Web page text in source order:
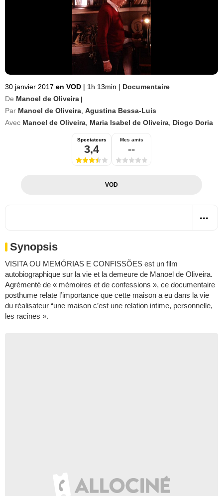
30 janvier 2017 en VOD | 1h 13min | Documentaire
De Manoel de Oliveira
Par Manoel de Oliveira Agustina Bessa-Luis
Avec Manoel de Oliveira Maria Isabel de Oliveira Diogo Doria
Spectateurs
3,4
Mes amis
--
VOD
Synopsis
VISITA OU MEMÓRIAS E CONFISSÕES est un film
autobiographique sur la vie et la demeure de Manoel de Oliveira.
Agrémenté de « mémoires et de confessions », ce documentaire
posthume relate l’importance que cette maison a eu dans la vie
du réalisateur “une maison c’est une relation intime, personnelle,
les racines ».